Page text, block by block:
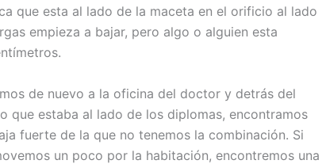
que esta al lado de la maceta en el orificio al lado
empieza a bajar, pero algo o alguien esta
de nuevo a la oficina del doctor y detrás del
que estaba al lado de los diplomas, encontramos
fuerte de la que no tenemos la combinación. Si
un poco por la habitación, encontremos una